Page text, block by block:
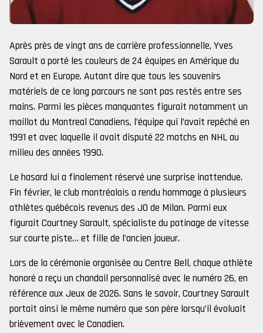
Après près de vingt ans de carrière professionnelle, Yves
Sarault a porté les couleurs de 24 équipes en Amérique du
Nord et en Europe. Autant dire que tous les souvenirs
matériels de ce long parcours ne sont pas restés entre ses
mains. Parmi les pièces manquantes figurait notamment un
maillot du Montreal Canadiens, l’équipe qui l’avait repêché en
1991 et avec laquelle il avait disputé 22 matchs en NHL au
milieu des années 1990.
Le hasard lui a finalement réservé une surprise inattendue.
Fin février, le club montréalais a rendu hommage à plusieurs
athlètes québécois revenus des JO de Milan. Parmi eux
figurait Courtney Sarault, spécialiste du patinage de vitesse
sur courte piste… et fille de l’ancien joueur.
Lors de la cérémonie organisée au Centre Bell, chaque athlète
honoré a reçu un chandail personnalisé avec le numéro 26, en
référence aux Jeux de 2026. Sans le savoir, Courtney Sarault
portait ainsi le même numéro que son père lorsqu’il évoluait
brièvement avec le Canadien.